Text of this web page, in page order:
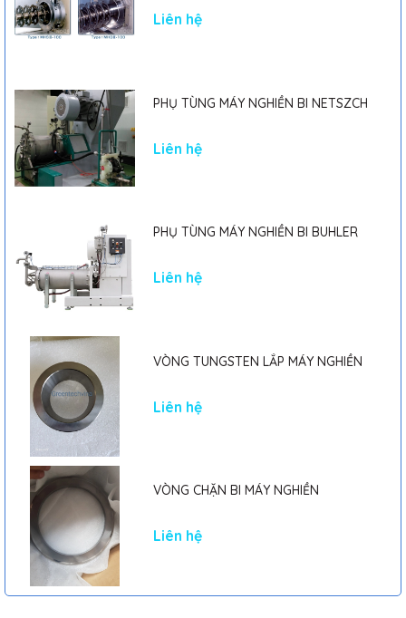
Liên hệ
PHỤ TÙNG MÁY NGHIỀN BI NETSZCH
Liên hệ
PHỤ TÙNG MÁY NGHIỀN BI BUHLER
Liên hệ
VÒNG TUNGSTEN LẮP MÁY NGHIỀN
Liên hệ
VÒNG CHẶN BI MÁY NGHIỀN
Liên hệ